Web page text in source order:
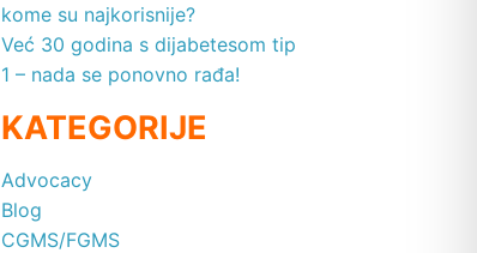
kome su najkorisnije?
Već 30 godina s dijabetesom tip
1 – nada se ponovno rađa!
KATEGORIJE
Advocacy
Blog
CGMS/FGMS